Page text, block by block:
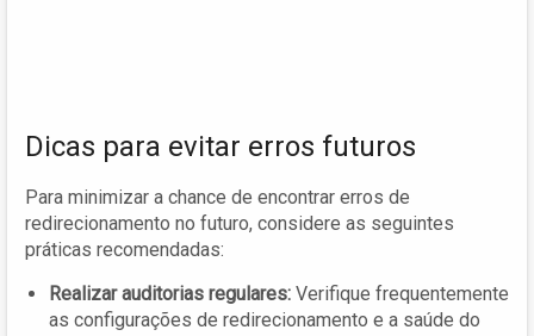
Dicas para evitar erros futuros
Para minimizar a chance de encontrar erros de
redirecionamento no futuro, considere as seguintes
práticas recomendadas:
Realizar auditorias regulares: Verifique frequentemente
as configurações de redirecionamento e a saúde do